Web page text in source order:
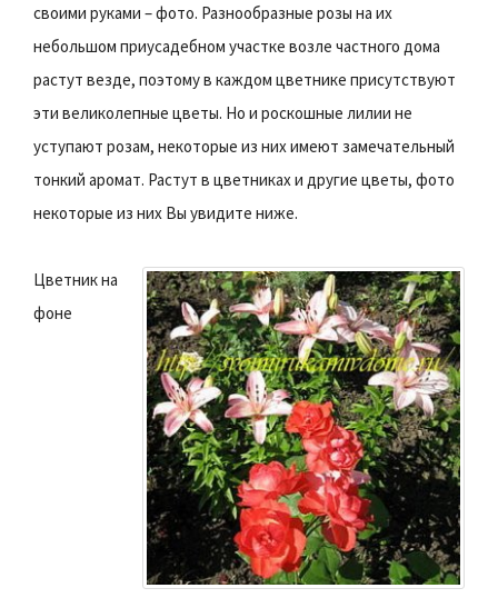
своими руками – фото. Разнообразные розы на их
небольшом приусадебном участке возле частного дома
растут везде, поэтому в каждом цветнике присутствуют
эти великолепные цветы. Но и роскошные лилии не
уступают розам, некоторые из них имеют замечательный
тонкий аромат. Растут в цветниках и другие цветы, фото
некоторые из них Вы увидите ниже.
Цветник на
фоне